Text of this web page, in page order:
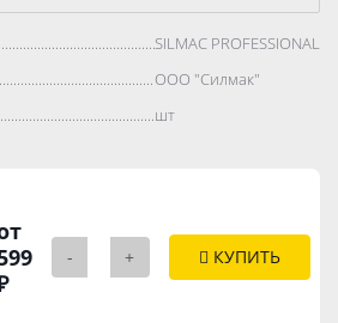
SILMAC PROFESSIONAL
ООО "Силмак"
шт
- + КУПИТЬ